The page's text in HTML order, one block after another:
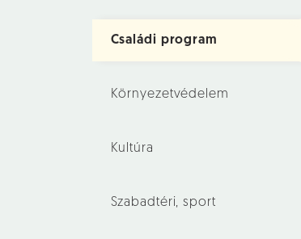
Családi program
Környezetvédelem
Kultúra
Szabadtéri, sport